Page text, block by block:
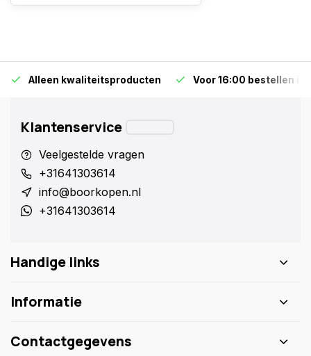
Alleen kwaliteitsproducten Voor 16:00 bestellen is
Klantenservice
Veelgestelde vragen
+31641303614
info@boorkopen.nl
+31641303614
Handige links
Informatie
Contactgegevens